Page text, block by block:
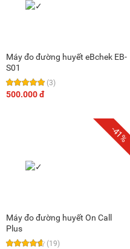
Máy đo đường huyết eBchek EB-
S01
(3)
500.000 đ
-41%
Máy đo đường huyết On Call
Plus
(19)